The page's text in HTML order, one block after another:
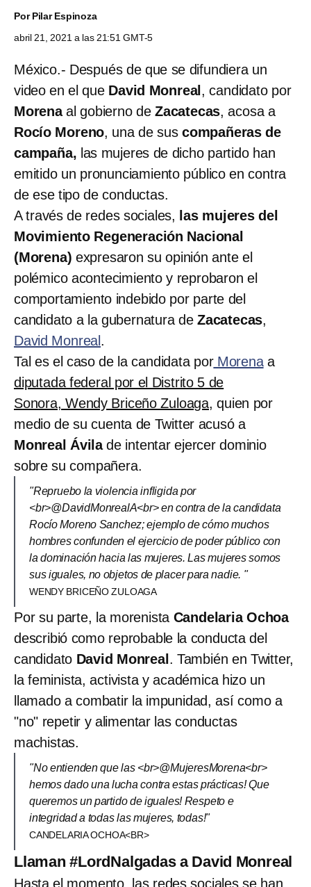
PorPilar Espinoza
abril 21, 2021 a las 21:51 GMT-5
México.- Después de que se difundiera un
video en el que David Monreal , candidato por
Morenaal gobierno deZacatecas, acosa a
Rocío Moreno, una de suscompañeras de
campaña, las mujeres de dicho partido han
emitido un pronunciamiento público en contra
de ese tipo de conductas.
A través de redes sociales, las mujeres del
Movimiento Regeneración Nacional
(Morena) expresaron su opinión ante el
polémico acontecimiento y reprobaron el
comportamiento indebido por parte del
candidato a la gubernatura deZacatecas,
David Monreal .
Tal es el caso de la candidata porMorenaa
diputada federal por el Distrito 5 de
Sonora, Wendy Briceño Zuloaga, quien por
medio de su cuenta de Twitter acusó a
Monreal Ávilade intentar ejercer dominio
sobre su compañera.
"Repruebo la violencia infligida por
<br>@DavidMonrealA<br> en contra de la candidata
Rocío Moreno Sanchez; ejemplo de cómo muchos
hombres confunden el ejercicio de poder público con
la dominación hacia las mujeres. Las mujeres somos
sus iguales, no objetos de placer para nadie. "
WENDY BRICEÑO ZULOAGA
Por su parte, la morenista Candelaria Ochoa
describió como reprobable la conducta del
candidato David Monreal . También en Twitter,
la feminista, activista y académica hizo un
llamado a combatir la impunidad, así como a
"no" repetir y alimentar las conductas
machistas.
"No entienden que las <br>@MujeresMorena<br>
hemos dado una lucha contra estas prácticas! Que
queremos un partido de iguales! Respeto e
integridad a todas las mujeres, todas!"
CANDELARIA OCHOA<BR>
Llaman #LordNalgadas a David Monreal
Hasta el momento, las redes sociales se han